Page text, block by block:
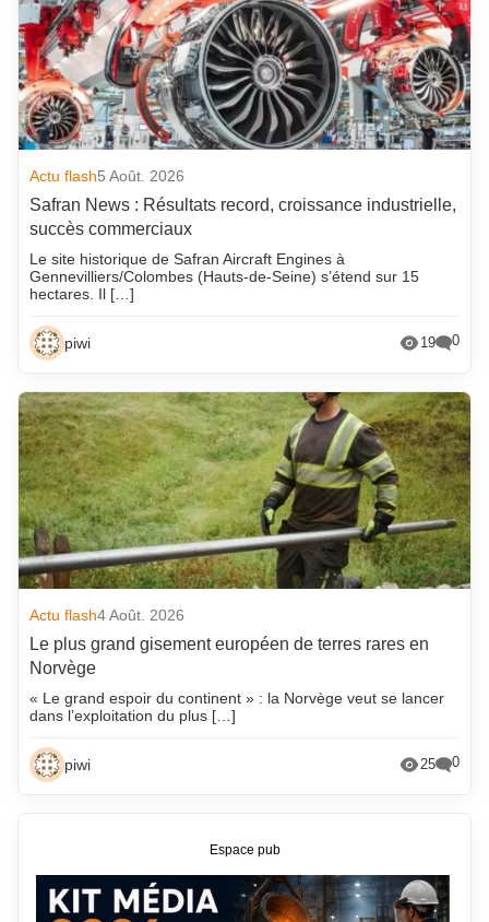
Actu flash5 Août. 2026
Safran News : Résultats record, croissance industrielle,
succès commerciaux
Le site historique de Safran Aircraft Engines à
Gennevilliers/Colombes (Hauts-de-Seine) s’étend sur 15
hectares. Il […]
piwi 19 0
Actu flash4 Août. 2026
Le plus grand gisement européen de terres rares en
Norvège
« Le grand espoir du continent » : la Norvège veut se lancer
dans l’exploitation du plus […]
piwi 25 0
Espace pub